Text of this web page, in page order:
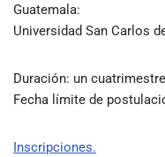
Guatemala:
Universidad San Carlos
Duración: un
Fecha límite de
Inscripciones.